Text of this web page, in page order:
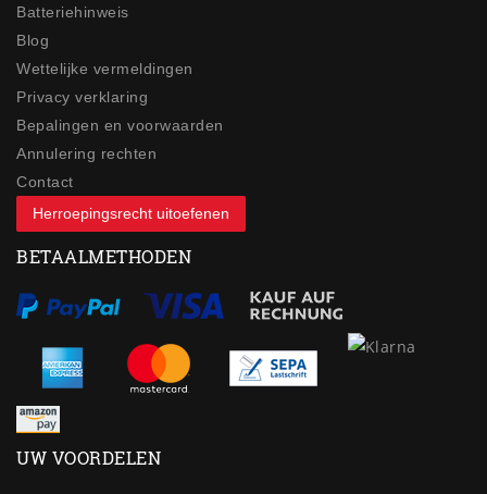
Batteriehinweis
Blog
Wettelijke vermeldingen
Privacy verklaring
Bepalingen en voorwaarden
Annulering rechten
Contact
Herroepingsrecht uitoefenen
BETAALMETHODEN
UW VOORDELEN